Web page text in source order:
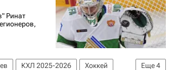
Ринат
Еще4
КХЛ 2025-2026
Хоккей